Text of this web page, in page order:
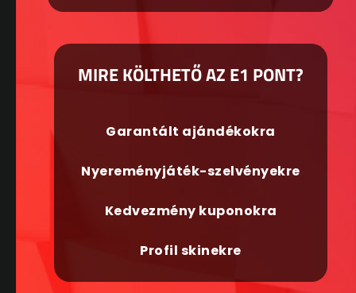
MIRE KÖLTHETŐ AZ E1 PONT?
Garantált ajándékokra
Nyereményjáték-szelvényekre
Kedvezmény kuponokra
Profil skinekre